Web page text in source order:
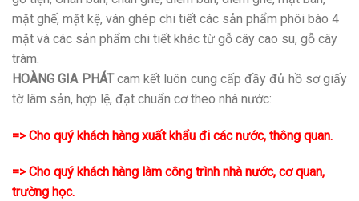
mặt ghế, mặt kệ, ván ghép chi tiết các sản phẩm phôi bào 4
mặt và các sản phẩm chi tiết khác từ gỗ cây cao su, gỗ cây
tràm.
HOÀNG GIA PHÁTcam kết luôn cung cấp đầy đủ hồ sơ giấy
tờ lâm sản, hợp lệ, đạt chuẩn cơ theo nhà nước:
=> Cho quý khách hàng xuất khẩu đi các nước, thông quan.
=> Cho quý khách hàng làm công trình nhà nước, cơ quan,
trường học.